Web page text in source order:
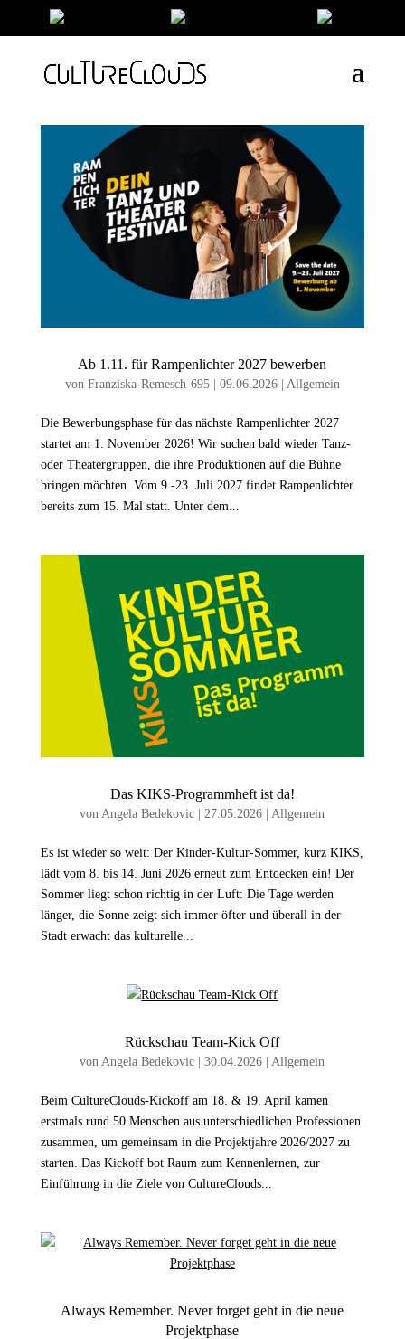
Ab 1.11. für Rampenlichter 2027 bewerben
von Franziska-Remesch-695| 09.06.2026| Allgemein
Die Bewerbungsphase für das nächste Rampenlichter 2027
startet am 1. November 2026! Wir suchen bald wieder Tanz-
oder Theatergruppen, die ihre Produktionen auf die Bühne
bringen möchten. Vom 9.-23. Juli 2027 findet Rampenlichter
bereits zum 15. Mal statt. Unter dem...
Das KIKS-Programmheft ist da!
von Angela Bedekovic 27.05.2026 Allgemein
Es ist wieder so weit: Der Kinder-Kultur-Sommer, kurz KIKS,
lädt vom 8. bis 14. Juni 2026 erneut zum Entdecken ein! Der
Sommer liegt schon richtig in der Luft: Die Tage werden
länger, die Sonne zeigt sich immer öfter und überall in der
Stadt erwacht das kulturelle...
Rückschau Team-Kick Off
von Angela Bedekovic |30.04.2026 Allgemein
Beim CultureClouds-Kickoff am 18. & 19. April kamen
erstmals rund 50 Menschen aus unterschiedlichen Professionen
zusammen, um gemeinsam in die Projektjahre 2026/2027 zu
starten. Das Kickoff bot Raum zum Kennenlernen, zur
Einführung in die Ziele von CultureClouds...
Always Remember. Never forget geht in die neue
Projektphase